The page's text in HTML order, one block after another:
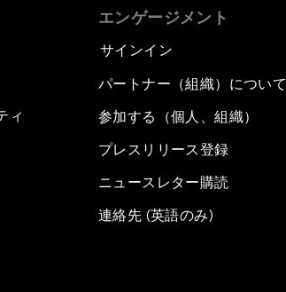
ィ
エンゲージメント
サインイン
パートナー（組織）について
参加する（個人、組織）
プレスリリース登録
ニュースレター購読
連絡先 (英語のみ)